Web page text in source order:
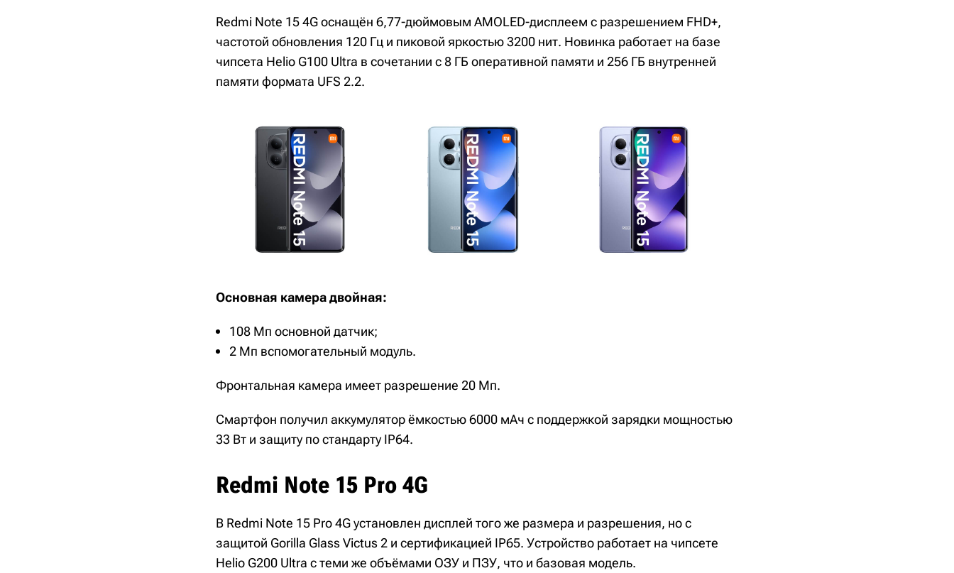
Redmi Note 15 4G оснащён 6,77-дюймовым AMOLED-дисплеем с разрешением FHD+,
частотой обновления 120 Гц и пиковой яркостью 3200 нит. Новинка работает на базе
чипсета Helio G100 Ultra в сочетании с 8 ГБ оперативной памяти и 256 ГБ внутренней
памяти формата UFS 2.2.
Основная камера двойная:
108 Мп основной датчик;
2 Мп вспомогательный модуль.
Фронтальная камера имеет разрешение 20 Мп.
Смартфон получил аккумулятор ёмкостью 6000 мАч с поддержкой зарядки мощностью
33 Вт и защиту по стандарту IP64.
Redmi Note 15 Pro 4G
В Redmi Note 15 Pro 4G установлен дисплей того же размера и разрешения, но с
защитой Gorilla Glass Victus 2 и сертификацией IP65. Устройство работает на чипсете
Helio G200 Ultra с теми же объёмами ОЗУ и ПЗУ, что и базовая модель.